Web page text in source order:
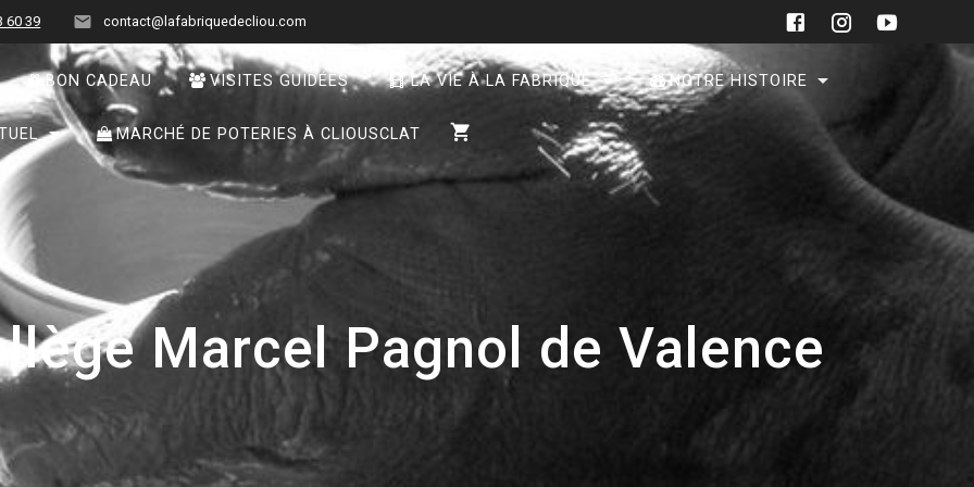
60 39 contact@lafabriquedecliou.com
BON CADEAU VISITES GUIDÉES LA VIE À LA FABRIQUE NOTRE HISTOIRE
MARCHÉ DE POTERIES À CLIOUSCLAT
Marcel Pagnol de Valence